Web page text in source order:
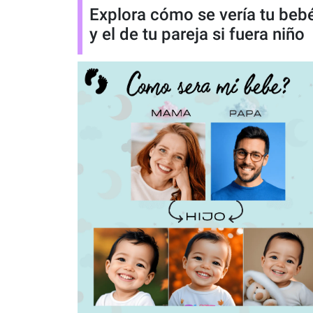
Explora cómo se vería tu
y el de tu pareja si fuera niño